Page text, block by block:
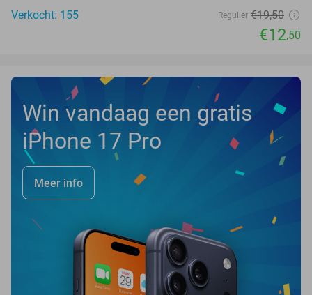
Verkocht: 155
Regulier €19,50
€12,50
Win vandaag een gratis
iPhone 17 Pro
Meer info